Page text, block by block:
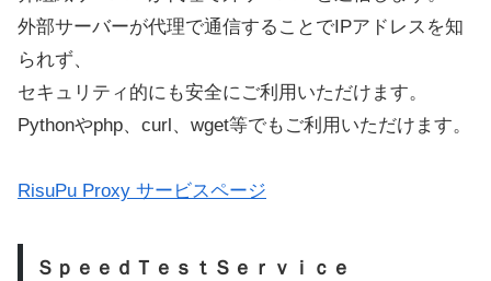
外部サーバーが代理で通信することでIPアドレスを知
られず、
セキュリティ的にも安全にご利用いただけます。
Pythonやphp、curl、wget等でもご利用いただけます。
RisuPu Proxy サービスページ
ＳｐｅｅｄＴｅｓｔＳｅｒｖｉｃｅ